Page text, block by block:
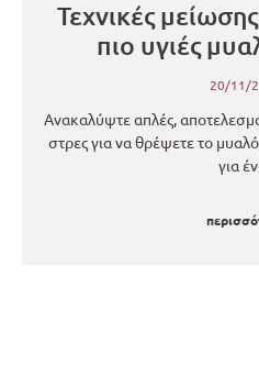
Τεχνικές
πιο υγιές
20/11/
Ανακαλύψτε απλές,
στρες για να θρέψετε το
για